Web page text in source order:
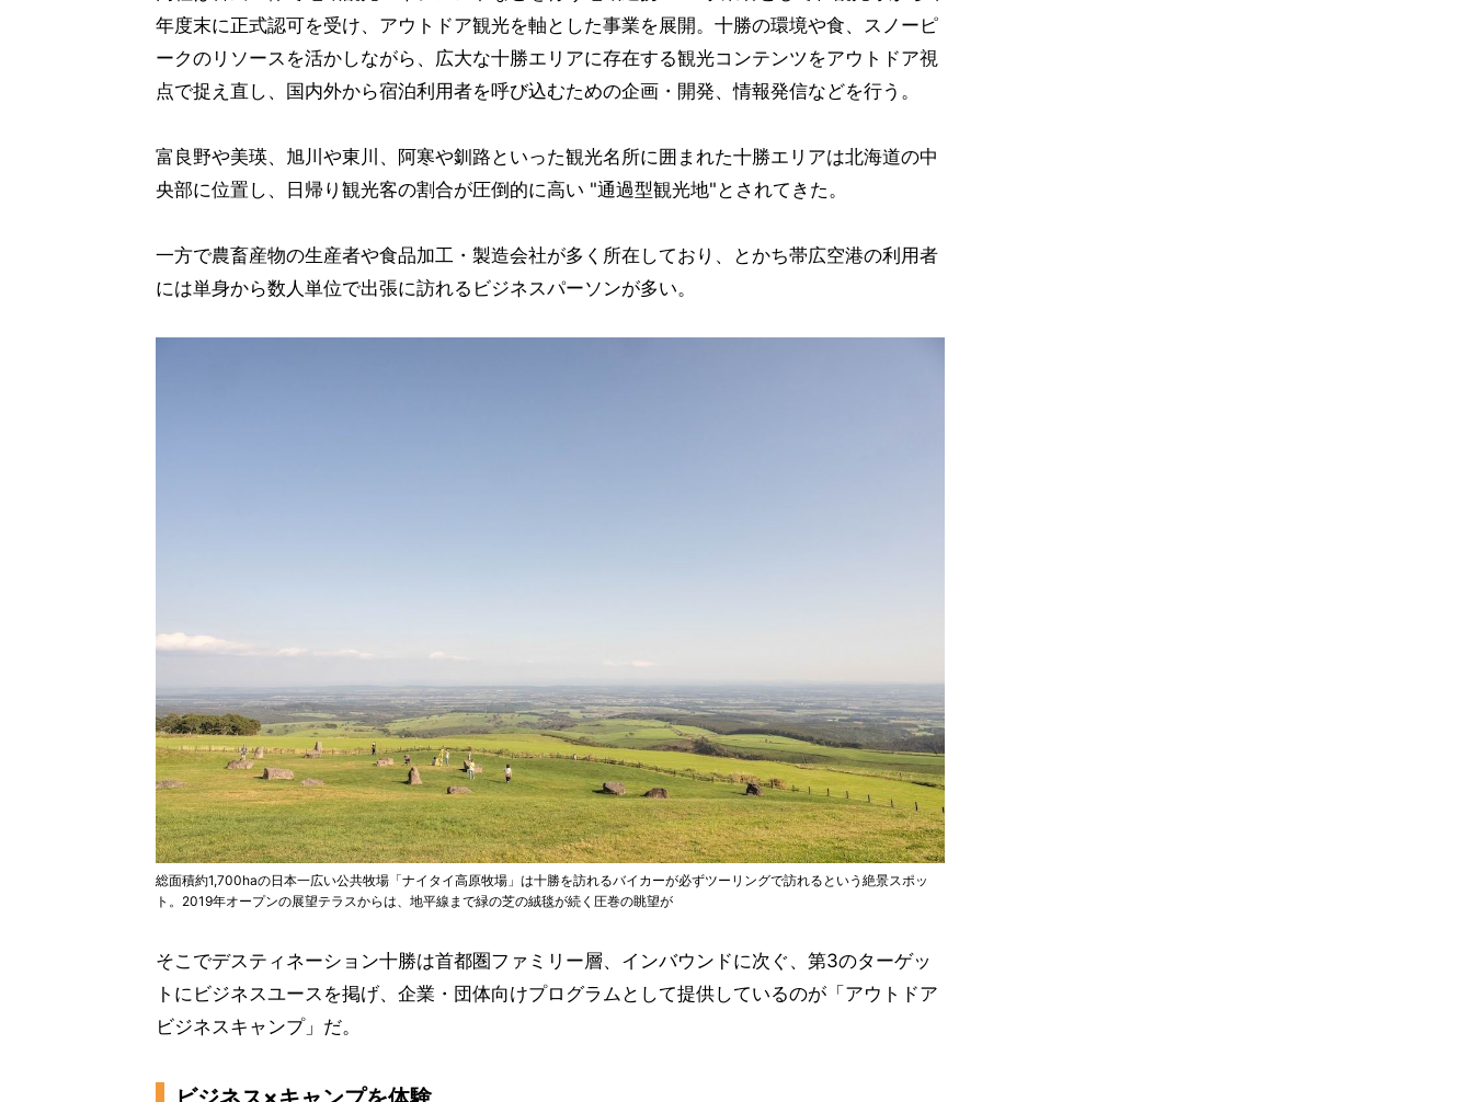
年度末に正式認可を受け、アウトドア観光を軸とした事業を展開。十勝の環境や食、スノーピ
ークのリソースを活かしながら、広大な十勝エリアに存在する観光コンテンツをアウトドア視
点で捉え直し、国内外から宿泊利用者を呼び込むための企画・開発、情報発信などを行う。
富良野や美瑛、旭川や東川、阿寒や釧路といった観光名所に囲まれた十勝エリアは北海道の中
央部に位置し、日帰り観光客の割合が圧倒的に高い "通過型観光地"とされてきた。
一方で農畜産物の生産者や食品加工・製造会社が多く所在しており、とかち帯広空港の利用者
には単身から数人単位で出張に訪れるビジネスパーソンが多い。
総面積約1,700haの日本一広い公共牧場「ナイタイ高原牧場」は十勝を訪れるバイカーが必ずツーリングで訪れるという絶景スポッ
ト。2019年オープンの展望テラスからは、地平線まで緑の芝の絨毯が続く圧巻の眺望が
そこでデスティネーション十勝は首都圏ファミリー層、インバウンドに次ぐ、第3のターゲッ
トにビジネスユースを掲げ、企業・団体向けプログラムとして提供しているのが「アウトドア
ビジネスキャンプ」だ。